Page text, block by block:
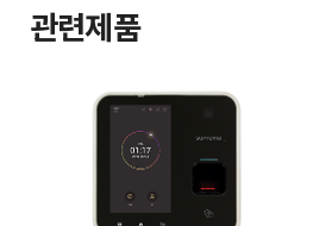
관련제품